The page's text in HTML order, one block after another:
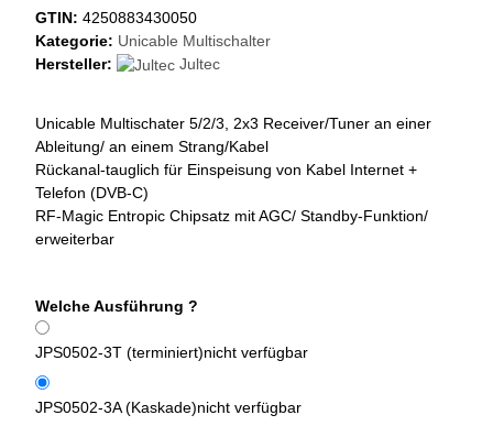
GTIN: 4250883430050
Kategorie: Unicable Multischalter
Hersteller:
Jultec
Unicable Multischater 5/2/3, 2x3 Receiver/Tuner an einer
Ableitung/ an einem Strang/Kabel
Rückanal-tauglich für Einspeisung von Kabel Internet +
Telefon (DVB-C)
RF-Magic Entropic Chipsatz mit AGC/ Standby-Funktion/
erweiterbar
Welche Ausführung ?
JPS0502-3T (terminiert)nicht verfügbar
JPS0502-3A (Kaskade)nicht verfügbar